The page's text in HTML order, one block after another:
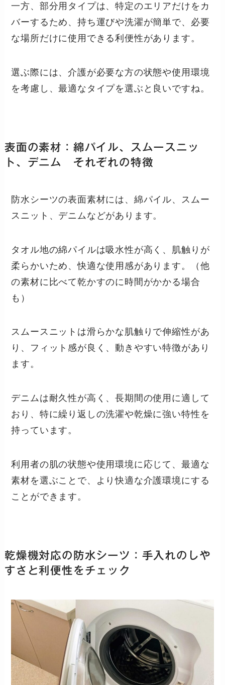
一方、部分用タイプは、特定のエリアだけをカ
バーするため、持ち運びや洗濯が簡単で、必要
な場所だけに使用できる利便性があります。
選ぶ際には、介護が必要な方の状態や使用環境
を考慮し、最適なタイプを選ぶと良いですね。
表面の素材：綿パイル、スムースニッ
ト、デニム それぞれの特徴
防水シーツの表面素材には、綿パイル、スムー
スニット、デニムなどがあります。
タオル地の綿パイルは吸水性が高く、肌触りが
柔らかいため、快適な使用感があります。（他
の素材に比べて乾かすのに時間がかかる場合
も）
スムースニットは滑らかな肌触りで伸縮性があ
り、フィット感が良く、動きやすい特徴があり
ます。
デニムは耐久性が高く、長期間の使用に適して
おり、特に繰り返しの洗濯や乾燥に強い特性を
持っています。
利用者の肌の状態や使用環境に応じて、最適な
素材を選ぶことで、より快適な介護環境にする
ことができます。
乾燥機対応の防水シーツ：手入れのしや
すさと利便性をチェック